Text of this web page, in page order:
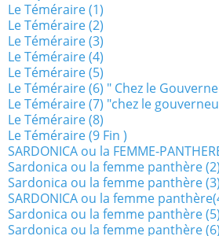
Le Téméraire (1)
Le Téméraire (2)
Le Téméraire (3)
Le Téméraire (4)
Le Téméraire (5)
Le Téméraire (6) " Chez le
Le Téméraire (7) "chez le
Le Téméraire (8)
Le Téméraire (9 Fin )
SARDONICA ou la FEMME-
Sardonica ou la femme panthère (2)
Sardonica ou la femme panthère (3)
SARDONICA ou la femme
Sardonica ou la femme panthère (5)
Sardonica ou la femme panthère (6)